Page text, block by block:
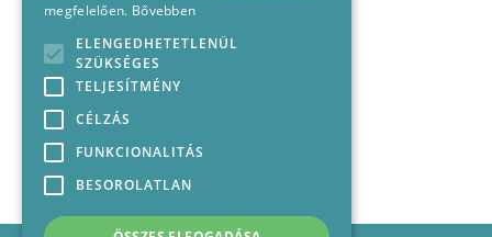
megfelelően. Bővebben
ELENGEDHETETLENÜL
SZÜKSÉGES
TELJESÍTMÉNY
CÉLZÁS
FUNKCIONALITÁS
BESOROLATLAN